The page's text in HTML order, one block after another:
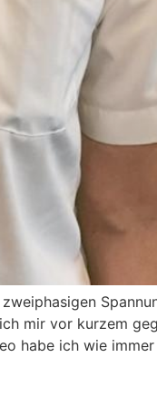
mir vor kurzem
habe ich wie